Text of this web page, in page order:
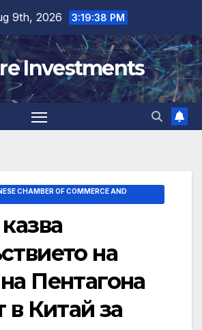
9th, 2026 3:19:39 PM
Investments
CHAMBER OF COMMERCE AND
на
Пентагона
в Китай за